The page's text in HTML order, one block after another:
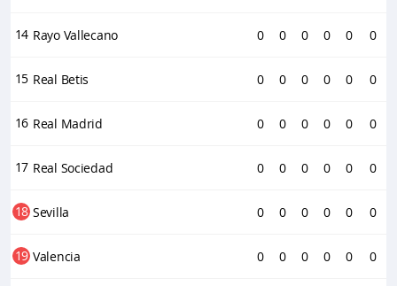
14 Rayo Vallecano 0 0 0 0 0 0
15 Real Betis 0 0 0 0 0 0
16 Real Madrid 0 0 0 0 0 0
17 Real Sociedad 0 0 0 0 0 0
18 Sevilla 0 0 0 0 0 0
19 Valencia 0 0 0 0 0 0